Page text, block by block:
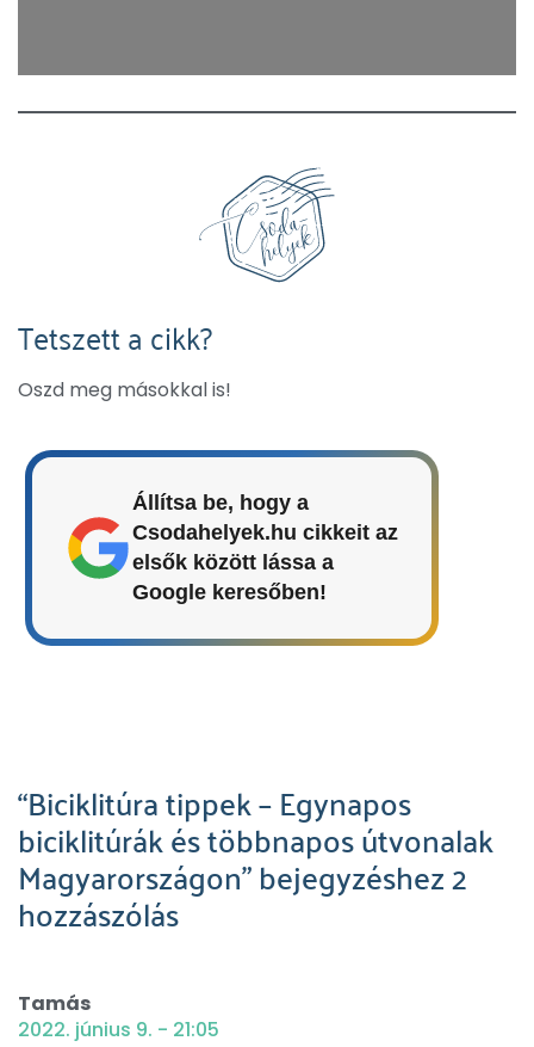
Tetszett a cikk?
Oszd meg másokkal is!
Állítsa be, hogy a
Csodahelyek.hu cikkeit az
elsők között lássa a
Google keresőben!
“Biciklitúra tippek – Egynapos
biciklitúrák és többnapos útvonalak
Magyarországon” bejegyzéshez 2
hozzászólás
Tamás
2022. június 9. - 21:05